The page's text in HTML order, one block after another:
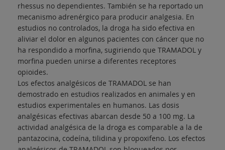
rhessus no dependientes. También se ha reportado un
mecanismo adrenérgico para producir analgesia. En
estudios no controlados, la droga ha sido efectiva en
aliviar el dolor en algunos pacientes con cáncer que no
ha respondido a morfina, sugiriendo que TRAMADOL y
morfina pueden unirse a diferentes receptores
opioides.
Los efectos analgésicos de TRAMADOL se han
demostrado en estudios realizados en animales y en
estudios experimentales en humanos. Las dosis
analgésicas efectivas abarcan desde 50 a 100 mg. La
actividad analgésica de la droga es comparable a la de
pantazocina, codeína, tilidina y propoxifeno. Los efectos